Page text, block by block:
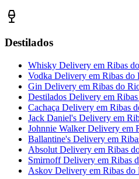
Destilados
Whisky Delivery em Ribas
Vodka Delivery em Ribas do
Gin Delivery em Ribas do
Destilados Delivery em
Cachaça Delivery em Ribas
Jack Daniel's Delivery em
Johnnie Walker Delivery em
Ballantine's Delivery em
Absolut Delivery em Ribas
Smirnoff Delivery em Ribas
Askov Delivery em Ribas do